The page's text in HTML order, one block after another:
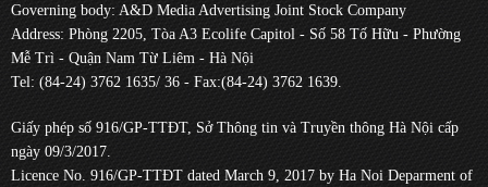
Governing body: A&D Media Advertising Joint Stock Company
Address: Phòng 2205, Tòa A3 Ecolife Capitol - Số 58 Tố Hữu - Phường
Mễ Trì - Quận Nam Từ Liêm - Hà Nội
Tel: (84-24) 3762 1635/ 36 - Fax:(84-24) 3762 1639.
Giấy phép số 916/GP-TTĐT, Sở Thông tin và Truyền thông Hà Nội cấp
ngày 09/3/2017.
Licence No. 916/GP-TTĐT dated March 9, 2017 by Ha Noi Deparment of